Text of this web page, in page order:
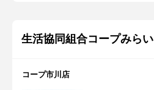
生活協同組合コープみらい
コープ市川店